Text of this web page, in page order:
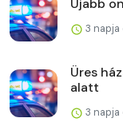
Újabb
3
Üres
alatt
3